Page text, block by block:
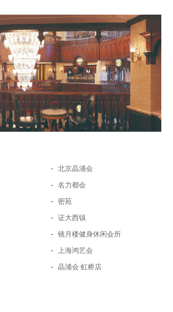
- 北京晶浦会
- 名力都会
- 密苑
- 证大西镇
- 镜月楼健身休闲会所
- 上海鸿艺会
- 晶浦会 虹桥店